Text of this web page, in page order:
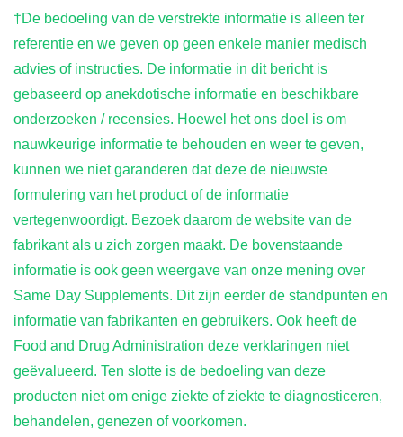
†De bedoeling van de verstrekte informatie is alleen ter
referentie en we geven op geen enkele manier medisch
advies of instructies. De informatie in dit bericht is
gebaseerd op anekdotische informatie en beschikbare
onderzoeken / recensies. Hoewel het ons doel is om
nauwkeurige informatie te behouden en weer te geven,
kunnen we niet garanderen dat deze de nieuwste
formulering van het product of de informatie
vertegenwoordigt. Bezoek daarom de website van de
fabrikant als u zich zorgen maakt. De bovenstaande
informatie is ook geen weergave van onze mening over
Same Day Supplements. Dit zijn eerder de standpunten en
informatie van fabrikanten en gebruikers. Ook heeft de
Food and Drug Administration deze verklaringen niet
geëvalueerd. Ten slotte is de bedoeling van deze
producten niet om enige ziekte of ziekte te diagnosticeren,
behandelen, genezen of voorkomen.